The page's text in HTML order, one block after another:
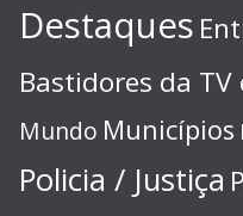
Destaques
Bastidores da TV
Mundo Municípios
Policia / Justiça